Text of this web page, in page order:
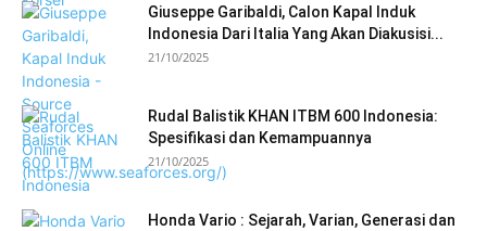
Giuseppe Garibaldi, Calon Kapal Induk
Indonesia Dari Italia Yang Akan Diakusisi...
21/10/2025
Rudal Balistik KHAN ITBM 600 Indonesia:
Spesifikasi dan Kemampuannya
21/10/2025
Honda Vario : Sejarah, Varian, Generasi dan